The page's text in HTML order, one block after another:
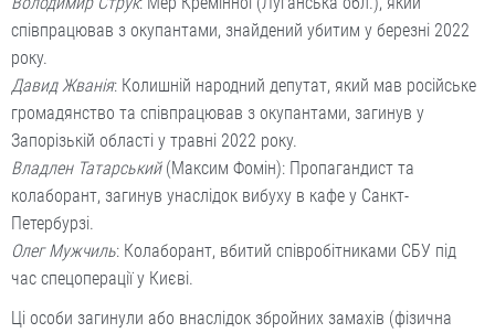
співпрацював з окупантами, знайдений убитим у березні 2022
року.
Давид Жванія: Колишній народний депутат, який мав російське
громадянство та співпрацював з окупантами, загинув у
Запорізькій області у травні 2022 року.
Владлен Татарський(Максим Фомін): Пропагандист та
колаборант, загинув унаслідок вибуху в кафе у Санкт-
Петербурзі.
Олег Мужчиль: Колаборант, вбитий співробітниками СБУ під
час спецоперації у Києві.
Ці особи загинули або внаслідок збройних замахів (фізична